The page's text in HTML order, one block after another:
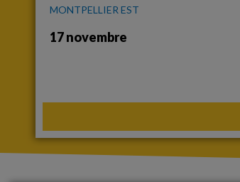
MONTPELLIER EST
17 novembre